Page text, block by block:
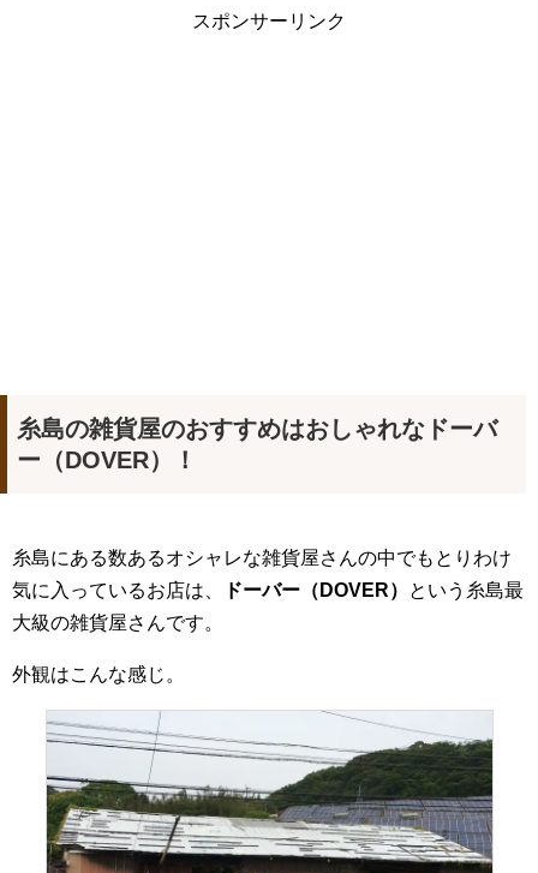
スポンサーリンク
糸島の雑貨屋のおすすめはおしゃれなドーバ
ー（DOVER）！
糸島にある数あるオシャレな雑貨屋さんの中でもとりわけ
気に入っているお店は、
ドーバー（ DOVER）
という糸島最
大級の雑貨屋さんです。
外観はこんな感じ。